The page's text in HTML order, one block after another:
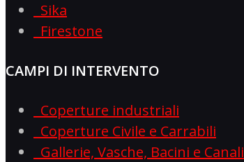
Sika
Firestone
CAMPI DI INTERVENTO
Coperture industriali
Coperture Civile e Carrabili
Gallerie, Vasche, Bacini e Canali